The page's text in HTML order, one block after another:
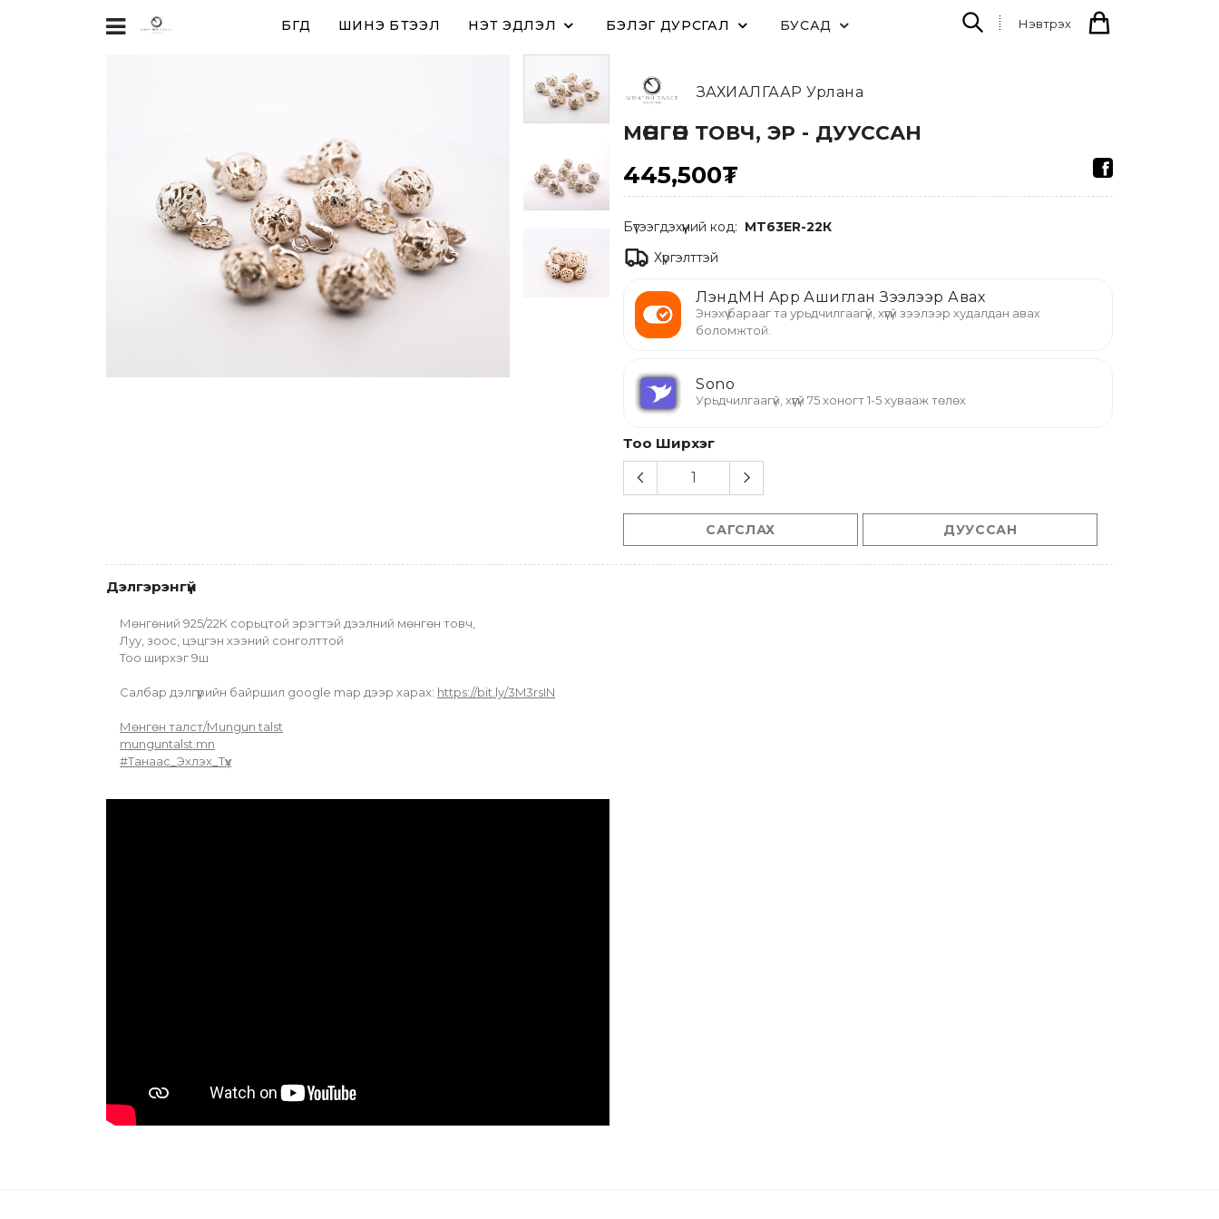
БҮГД ШИНЭ БҮТЭЭЛ ҮНЭТ ЭДЛЭЛ БЭЛЭГ ДУРСГАЛ БУСАД Нэвтрэх
ЗАХИАЛГААР Урлана
МӨНГӨН ТОВЧ, ЭР - ДУУССАН
445,500₮
Бүтээгдэхүүний код: MT63ER-22К
Хүргэлттэй
ЛэндМН App Ашиглан Зээлээр Авах
Энэхүү барааг та урьдчилгаагүй, хүүгүй зээлээр худалдан авах
боломжтой.
Sono
Урьдчилгаагүй, хүүгүй 75 хоногт 1-5 хувааж төлөх
Тоо Ширхэг
САГСЛАХ ДУУССАН
Дэлгэрэнгүй
Мөнгөний 925/22К сорьцтой эрэгтэй дээлний мөнгөн товч,
Луу, зоос, цэцгэн хээний сонголттой
Тоо ширхэг 9ш
Салбар дэлгүүрийн байршил google map дээр харах: https://bit.ly/3M3rsIN
Мөнгөн талст/Мungun talst
munguntalst.mn
#Танаас_Эхлэх_Түүх